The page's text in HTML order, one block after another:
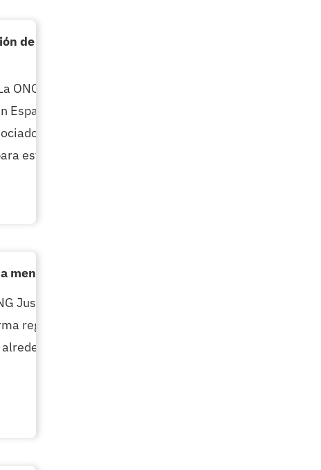
de la venta de bebidas energéticas a
ONG Justicia Alimentaria propone
y reclama una regulación
a la ingesta de estas bebidas, ya
este tipo de productos en el mercado.
Justicia Alimentaria, aproximadamente,
regular, y un 12% de ellos ingiere más
del 20% se siente atraído por